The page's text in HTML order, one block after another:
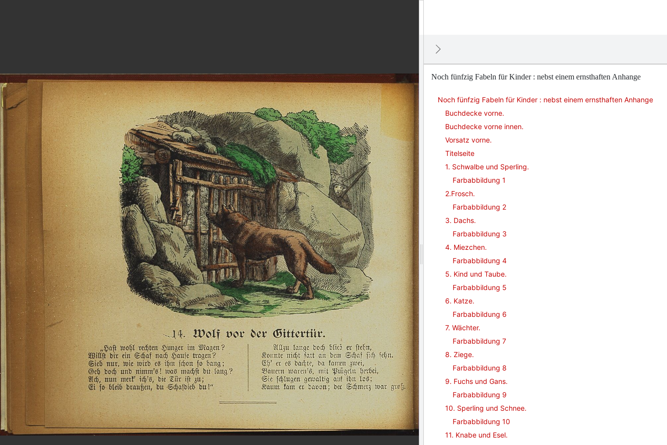
Noch fünfzig Fabeln für Kinder : nebst einem ernsthaften Anhange
Noch fünfzig Fabeln für Kinder : nebst einem ernsthaften Anhange
Buchdecke vorne.
Buchdecke vorne innen.
Vorsatz vorne.
Titelseite
1. Schwalbe und Sperling.
Farbabbildung 1
2.Frosch.
Farbabbildung 2
3. Dachs.
Farbabbildung 3
4. Miezchen.
Farbabbildung 4
5. Kind und Taube.
Farbabbildung 5
6. Katze.
Farbabbildung 6
7. Wächter.
Farbabbildung 7
8. Ziege.
Farbabbildung 8
9. Fuchs und Gans.
Farbabbildung 9
10. Sperling und Schnee.
Farbabbildung 10
11. Knabe und Esel.